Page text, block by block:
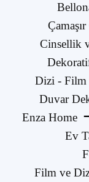
Çamaşır
Cinsellik
Dizi - Film
Duvar
Enza Home
Ev
Film ve